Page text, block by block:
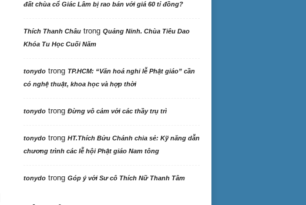
đất chùa cổ Giác Lâm bị rao bán với giá 60 tỉ đồng?
Thích Thanh Châutrong Quảng Ninh. Chùa Tiêu Dao
Khóa Tu Học Cuối Năm
tonydotrong TP.HCM: “Văn hoá nghi lễ Phật giáo” cần
có nghệ thuật, khoa học và hợp thời
tonydotrong Đừng vô cảm với các thầy trụ trì
tonydotrong HT.Thích Bửu Chánh chia sẻ: Kỹ năng dẫn
chương trình các lễ hội Phật giáo Nam tông
tonydotrong Góp ý với Sư cô Thích Nữ Thanh Tâm